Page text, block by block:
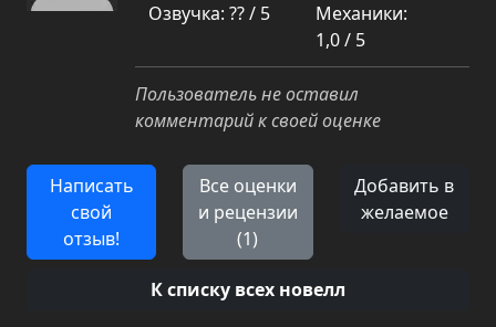
Озвучка: ?? / 5
Механики:
1,0 / 5
Пользователь не оставил
комментарий к своей оценке
Написать
свой
отзыв!
Все оценки
и рецензии
(1)
Добавить в
желаемое
К списку всех новелл